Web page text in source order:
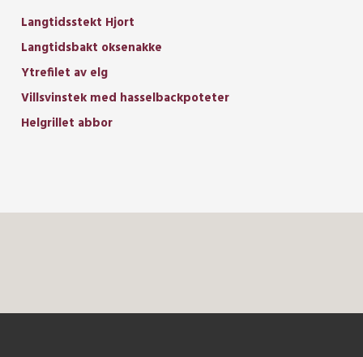
Langtidsstekt Hjort
Langtidsbakt oksenakke
Ytrefilet av elg
Villsvinstek med hasselbackpoteter
Helgrillet abbor